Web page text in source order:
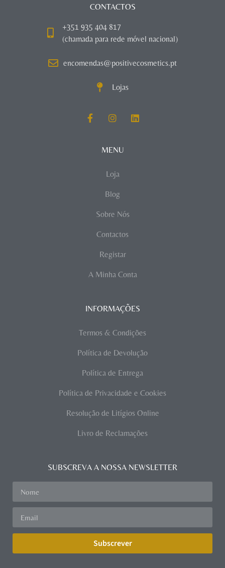
CONTACTOS
+351 935 404 817
(chamada para rede móvel nacional)
encomendas@positivecosmetics.pt
Lojas
MENU
Loja
Blog
Sobre Nós
Contactos
Registar
A Minha Conta
INFORMAÇÕES
Termos & Condições
Política de Devolução
Política de Entrega
Política de Privacidade e Cookies
Resolução de Litígios Online
Livro de Reclamações
SUBSCREVA A NOSSA NEWSLETTER
Subscrever